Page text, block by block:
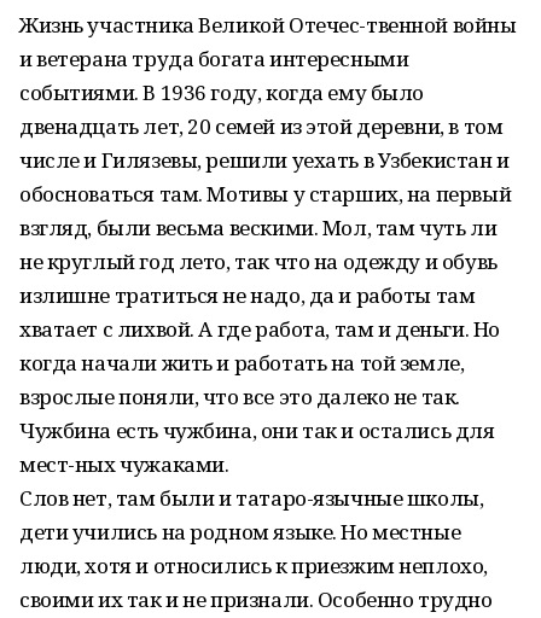
Жизнь участника Великой Отечес-твенной войны
и ветерана труда богата интересными
событиями. В 1936 году, когда ему было
двенадцать лет, 20 семей из этой деревни, в том
числе и Гилязевы, решили уехать в Узбекистан и
обосноваться там. Мотивы у старших, на первый
взгляд, были весьма вескими. Мол, там чуть ли
не круглый год лето, так что на одежду и обувь
излишне тратиться не надо, да и работы там
хватает с лихвой. А где работа, там и деньги. Но
когда начали жить и работать на той земле,
взрослые поняли, что все это далеко не так.
Чужбина есть чужбина, они так и остались для
мест-ных чужаками.
Слов нет, там были и татаро-язычные школы,
дети учились на родном языке. Но местные
люди, хотя и относились к приезжим неплохо,
своими их так и не признали. Особенно трудно